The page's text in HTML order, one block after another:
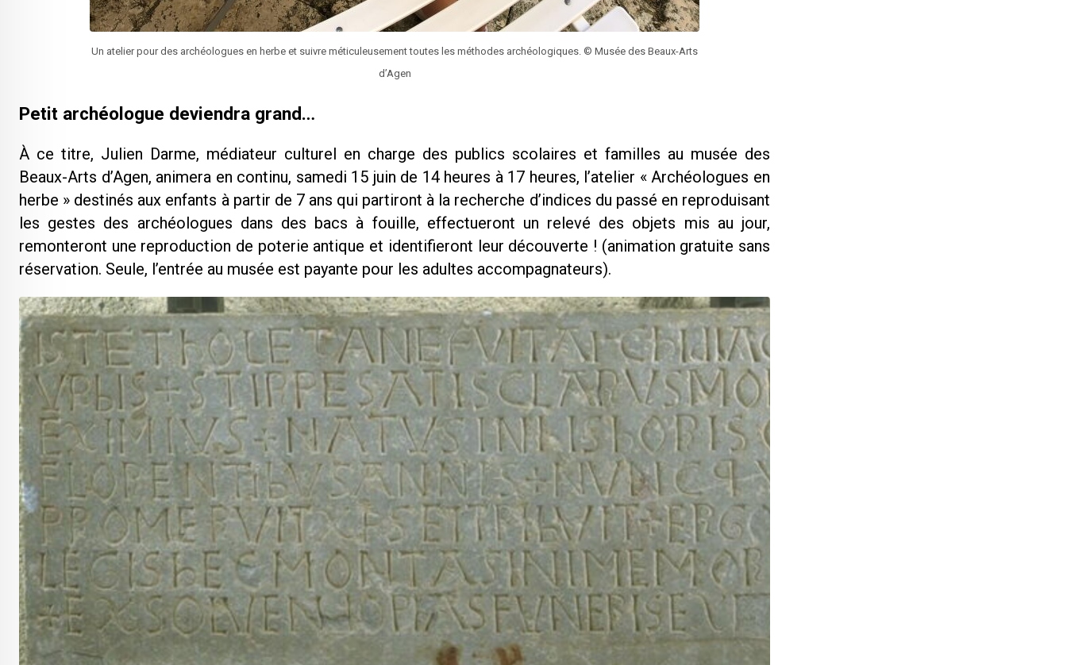
Un atelier pour des archéologues en herbe et suivre méticuleusement toutes les méthodes archéologiques. © Musée des Beaux-Arts
d’Agen
Petit archéologue deviendra grand…
À ce titre, Julien Darme, médiateur culturel en charge des publics scolaires et familles au musée des
Beaux-Arts d’Agen, animera en continu, samedi 15 juin de 14 heures à 17 heures, l’atelier « Archéologues en
herbe » destinés aux enfants à partir de 7 ans qui partiront à la recherche d’indices du passé en reproduisant
les gestes des archéologues dans des bacs à fouille, effectueront un relevé des objets mis au jour,
remonteront une reproduction de poterie antique et identifieront leur découverte ! (animation gratuite sans
réservation. Seule, l’entrée au musée est payante pour les adultes accompagnateurs).